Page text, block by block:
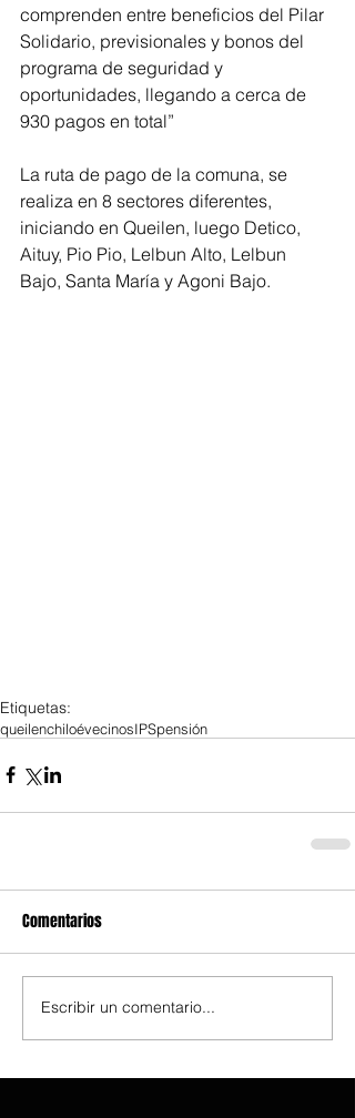
comprenden entre beneficios del Pilar
Solidario, previsionales y bonos del
programa de seguridad y
oportunidades, llegando a cerca de
930 pagos en total”
La ruta de pago de la comuna, se
realiza en 8 sectores diferentes,
iniciando en Queilen, luego Detico,
Aituy, Pio Pio, Lelbun Alto, Lelbun
Bajo, Santa María y Agoni Bajo.
Etiquetas:
queilenchiloévecinosIPSpensión
Comentarios
Escribir un comentario...